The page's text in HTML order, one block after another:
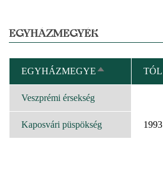
EGYHÁZMEGYÉK
EGYHÁZMEGYECSÖKKENŐ
RENDEZÉS
TÓL
Veszprémi érsekség
Kaposvári püspökség 1993